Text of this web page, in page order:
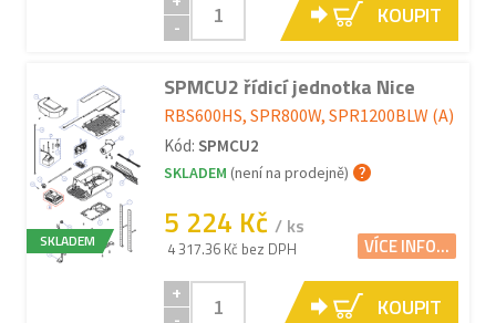
-
KOUPIT
SKLADEM
SPMCU2 řídicí jednotka Nice
RBS600HS, SPR800W, SPR1200BLW (A)
Kód: SPMCU2
SKLADEM (není na prodejně)
5 224 Kč / ks
4 317.36 Kč bez DPH VÍCE INFO...
+
-
KOUPIT